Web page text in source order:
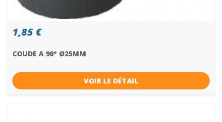
1,85 €
COUDE A 90° Ø25MM
VOIR LE DÉTAIL